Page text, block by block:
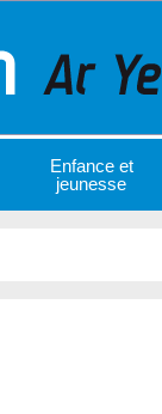
Enfance et
jeunesse